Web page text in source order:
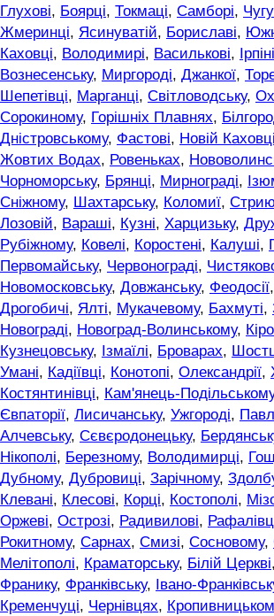
Глухові, Боярці, Токмаці, Самборі,
Жмеринці, Ясинуватій, Бориславі,
Каховці, Володимирі, Василькові, Ірпіні
Вознесенську, Миргороді, Джанкої,
Шепетівці, Марганці, Світловодську,
Сорокиному, Горішніх Плавнях,
Дністровському, Фастові, Новій Каховці
Жовтих Водах, Ровеньках,
Чорноморську, Брянці, Мирнограді,
Сніжному, Шахтарську, Коломиї, Стрию
Лозовій, Вараші, Кузні, Харцизьку,
Рубіжному, Ковелі, Коростені, Калуші,
Первомайську, Червонограді,
Новомосковську, Довжанську, Феодосії,
Дрогобичі, Ялті, Мукачевому, Бахмуті,
Новограді, Новоград-Волинському,
Кузнецовську, Ізмаїлі, Броварах,
Умані, Кадіївці, Конотопі, Олександрії,
Костянтинівці, Кам'янець-Подільському
Євпаторії, Лисичанську, Ужгороді,
Алчевську, Сєвєродонецьку,
Нікополі, Березному, Володимирці,
Дубному, Дубровиці, Зарічному,
Клевані, Клесові, Корці, Костополі,
Оржеві, Острозі, Радивилові,
Рокитному, Сарнах, Смизі, Сосновому,
Мелітополі, Краматорську, Білій Церкві,
Франику, Франківську, Івано-
Кременчуці, Чернівцях,